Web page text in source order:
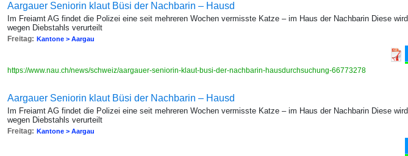
Aargauer Seniorin klaut Büsi der Nachbarin – Hausd
Im Freiamt AG findet die Polizei eine seit mehreren Wochen vermisste Katze – im Haus der Nachbarin Diese wird
wegen Diebstahls verurteilt
Freitag: Kantone > Aargau
https://www.nau.ch/news/schweiz/aargauer-seniorin-klaut-busi-der-nachbarin-hausdurchsuchung-66773278
Aargauer Seniorin klaut Büsi der Nachbarin – Hausd
Im Freiamt AG findet die Polizei eine seit mehreren Wochen vermisste Katze – im Haus der Nachbarin Diese wird
wegen Diebstahls verurteilt
Freitag: Kantone > Aargau